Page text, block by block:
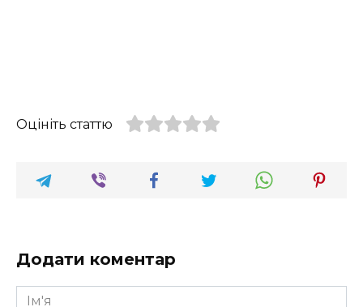
Оцініть статтю
Додати коментар
Ім'я